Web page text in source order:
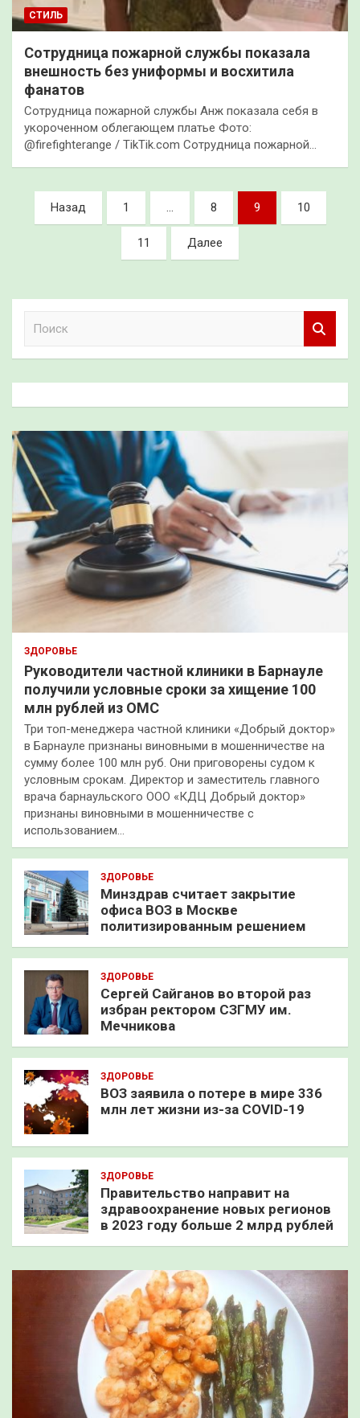
СТИЛЬ
Сотрудница пожарной службы показала
внешность без униформы и восхитила
фанатов
Сотрудница пожарной службы Анж показала себя в
укороченном облегающем платье Фото:
@firefighterange / TikTik.com Сотрудница пожарной…
Пагинация
записей
Назад 1 … 8 9 10
11 Далее
к
ЗДОРОВЬЕ
Руководители частной клиники в Барнауле
получили условные сроки за хищение 100
млн рублей из ОМС
Три топ-менеджера частной клиники «Добрый доктор»
в Барнауле признаны виновными в мошенничестве на
сумму более 100 млн руб. Они приговорены судом к
условным срокам. Директор и заместитель главного
врача барнаульского ООО «КДЦ Добрый доктор»
признаны виновными в мошенничестве с
использованием…
ЗДОРОВЬЕ
Минздрав считает закрытие
офиса ВОЗ в Москве
политизированным решением
ЗДОРОВЬЕ
Сергей Сайганов во второй раз
избран ректором СЗГМУ им.
Мечникова
ЗДОРОВЬЕ
ВОЗ заявила о потере в мире 336
млн лет жизни из-за COVID-19
ЗДОРОВЬЕ
Правительство направит на
здравоохранение новых регионов
в 2023 году больше 2 млрд рублей